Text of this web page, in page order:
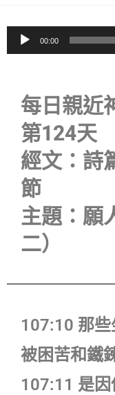
訊
00:00
每日親近
第124天
經文：詩
節
主題：願
二）
107:10 那
被困苦和鐵
107:11 是